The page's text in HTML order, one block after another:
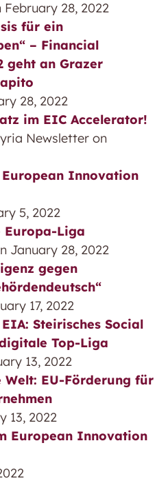
February 28, 2022
für ein
– Financial
geht an Grazer
28, 2022
im EIC Accelerator!
Newsletter on
Innovation
5, 2022
Europa-Liga
January 28, 2022
gegen
17, 2022
Steirisches Social
Top-Liga
13, 2022
EU-Förderung für
13, 2022
European Innovation